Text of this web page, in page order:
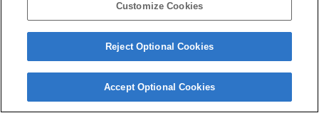
Terms of Use Contact Us
Customize Cookies
Reject Optional Cookies
Accept Optional Cookies